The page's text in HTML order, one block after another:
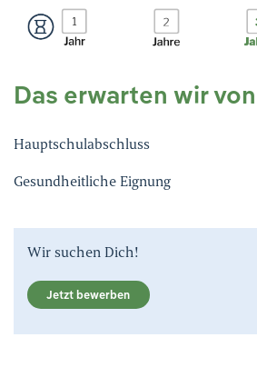
Das erwarten wir
Hauptschulabschluss
Gesundheitliche Eignung
Wir suchen Dich!
Jetzt bewerben